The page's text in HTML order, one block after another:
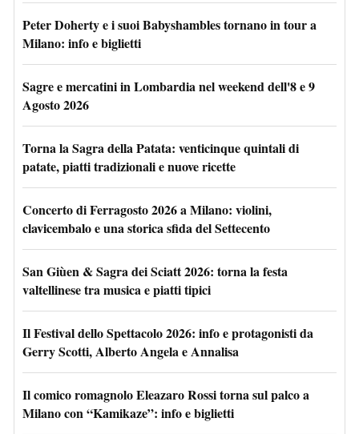
Peter Doherty e i suoi Babyshambles tornano in tour a
Milano: info e biglietti
Sagre e mercatini in Lombardia nel weekend dell'8 e 9
Agosto 2026
Torna la Sagra della Patata: venticinque quintali di
patate, piatti tradizionali e nuove ricette
Concerto di Ferragosto 2026 a Milano: violini,
clavicembalo e una storica sfida del Settecento
San Giùen & Sagra dei Sciatt 2026: torna la festa
valtellinese tra musica e piatti tipici
Il Festival dello Spettacolo 2026: info e protagonisti da
Gerry Scotti, Alberto Angela e Annalisa
Il comico romagnolo Eleazaro Rossi torna sul palco a
Milano con “Kamikaze”: info e biglietti